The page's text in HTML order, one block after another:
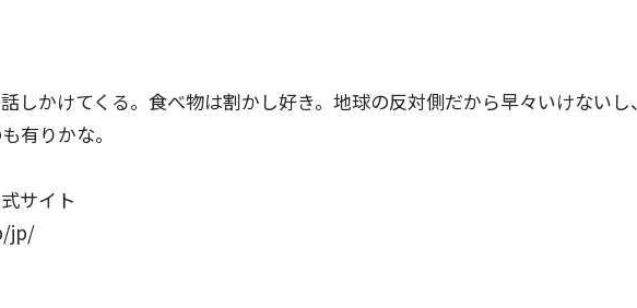
しかけてくる。食べ物は割かし好き。地球の反対側だから早々いけないし、
有りかな。
サイト
jp/